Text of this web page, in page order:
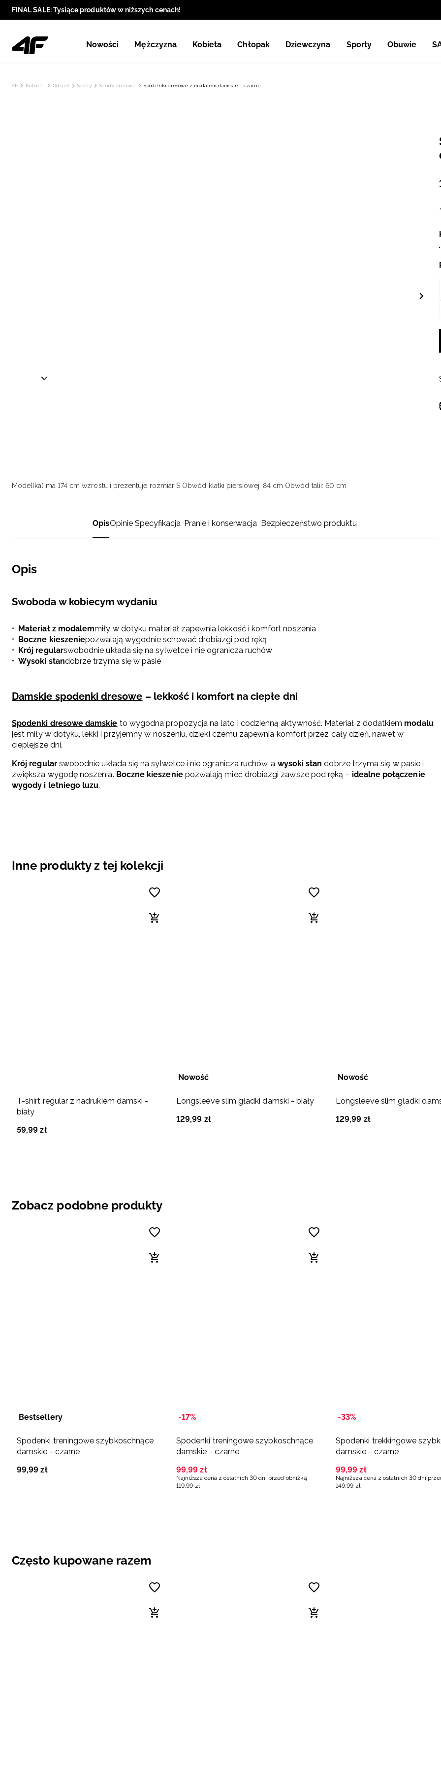
FINAL SALE: Tysiące produktów w niższych cenach!
Nowości Mężczyzna Kobieta Chłopak Dziewczyna Sporty Obuwie
4F Kobieta Odzież Szorty Szorty dresowe Spodenki dresowe z modalem damskie - czarne
Model(ka) ma 174 cm wzrostu i prezentuje rozmiar S Obwód klatki piersiowej: 84 cm Obwód talii: 60 cm
OpisOpinie Specyfikacja Pranie i konserwacja Bezpieczeństwo produktu
Opis
Swoboda w kobiecym wydaniu
Materiał z modalemmiły w dotyku materiał zapewnia lekkość i komfort noszenia
Boczne kieszeniepozwalają wygodnie schować drobiazgi pod ręką
Krój regularswobodnie układa się na sylwetce i nie ogranicza ruchów
Wysoki standobrze trzyma się w pasie
Damskie spodenki dresowe – lekkość i komfort na ciepłe dni
Spodenki dresowe damskie to wygodna propozycja na lato i codzienną aktywność. Materiał z dodatkiem modalu
jest miły w dotyku, lekki i przyjemny w noszeniu, dzięki czemu zapewnia komfort przez cały dzień, nawet w
cieplejsze dni.
Krój regularswobodnie układa się na sylwetce i nie ogranicza ruchów, a wysoki stan dobrze trzyma się w pasie i
zwiększa wygodę noszenia. Boczne kieszeniepozwalają mieć drobiazgi zawsze pod ręką – idealne połączenie
wygody i letniego luzu.
Inne produkty z tej kolekcji
T-shirt regular z nadrukiem damski -
biały
59,99 zł
Nowość
Longsleeve slim gładki damski - biały
129,99 zł
Nowość
Longsleeve slim gładki
129,99 zł
Zobacz podobne produkty
Bestsellery
Spodenki treningowe szybkoschnące
damskie - czarne
99,99 zł
-17%
Spodenki treningowe szybkoschnące
damskie - czarne
99,99 zł
Najniższa cena z ostatnich 30 dni przed obniżką
119 ,99 zł
-33%
Spodenki trekkingowe
damskie - czarne
99,99 zł
Najniższa cena z ostatnich 30 dni
149 ,99 zł
Często kupowane razem